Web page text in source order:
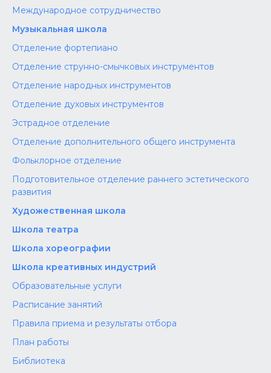
Международное сотрудничество
Музыкальная школа
Отделение фортепиано
Отделение струнно-смычковых инструментов
Отделение народных инструментов
Отделение духовых инструментов
Эстрадное отделение
Отделение дополнительного общего инструмента
Фольклорное отделение
Подготовительное отделение раннего эстетического
развития
Художественная школа
Школа‌‌‌‌ театра
Школа хореографии
Школа креативных индустрий
Образовательные услуги
Расписание занятий
Правила приема и результаты отбора
План работы
Библиотека